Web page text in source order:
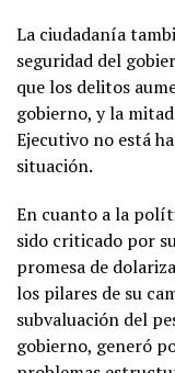
La ciudadanía
seguridad del
que los delitos
gobierno, y la
Ejecutivo no está
situación.
En cuanto a la
sido criticado por
promesa de
los pilares de su
subvaluación del
gobierno, generó